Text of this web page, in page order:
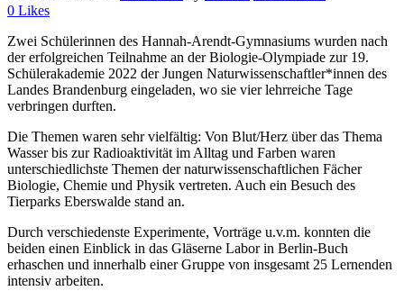
0 Likes
Zwei Schülerinnen des Hannah-Arendt-Gymnasiums wurden nach
der erfolgreichen Teilnahme an der Biologie-Olympiade zur 19.
Schülerakademie 2022 der Jungen Naturwissenschaftler*innen des
Landes Brandenburg eingeladen, wo sie vier lehrreiche Tage
verbringen durften.
Die Themen waren sehr vielfältig: Von Blut/Herz über das Thema
Wasser bis zur Radioaktivität im Alltag und Farben waren
unterschiedlichste Themen der naturwissenschaftlichen Fächer
Biologie, Chemie und Physik vertreten. Auch ein Besuch des
Tierparks Eberswalde stand an.
Durch verschiedenste Experimente, Vorträge u.v.m. konnten die
beiden einen Einblick in das Gläserne Labor in Berlin-Buch
erhaschen und innerhalb einer Gruppe von insgesamt 25 Lernenden
intensiv arbeiten.